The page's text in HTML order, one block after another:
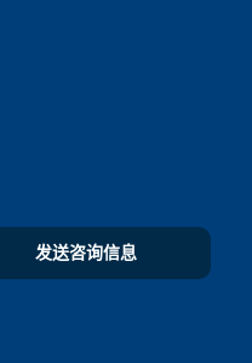
发送咨询信息